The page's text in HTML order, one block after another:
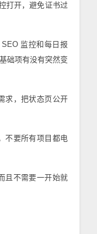
打开，避免证书过
监控和每日报
础项有没有突然变
求，把状态页公开
不要所有项目都电
且不需要一开始就